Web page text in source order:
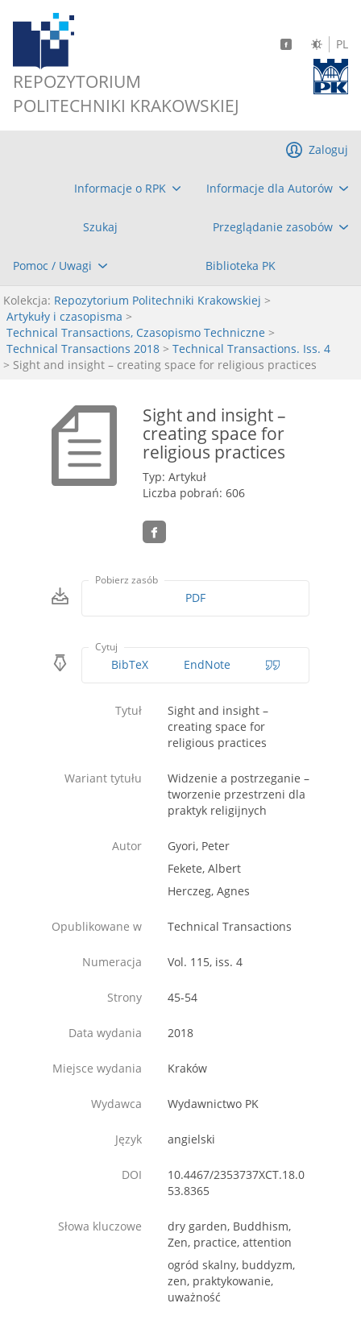
REPOZYTORIUM
POLITECHNIKI KRAKOWSKIEJ
PL
Informacje o RPK Informacje dla Autorów
Szukaj Przeglądanie zasobów
Pomoc / Uwagi Biblioteka PK
Zaloguj
Kolekcja: Repozytorium Politechniki Krakowskiej >
Artykuły i czasopisma >
Technical Transactions, Czasopismo Techniczne >
Technical Transactions 2018 > Technical Transactions. Iss. 4
> Sight and insight – creating space for religious practices
Sight and insight –
creating space for
religious practices
Typ: Artykuł
Liczba pobrań: 606
Pobierz zasób
PDF
Cytuj
BibTeX EndNote
Tytuł
Sight and insight –
creating space for
religious practices
Wariant tytułu
Widzenie a postrzeganie –
tworzenie przestrzeni dla
praktyk religijnych
Autor
Gyori, Peter
Fekete, Albert
Herczeg, Agnes
Opublikowane w Technical Transactions
Numeracja Vol. 115, iss. 4
Strony 45-54
Data wydania 2018
Miejsce wydania Kraków
Wydawca Wydawnictwo PK
Język angielski
DOI
10.4467/2353737XCT.18.0
53.8365
Słowa kluczowe
dry garden, Buddhism,
Zen, practice, attention
ogród skalny, buddyzm,
zen, praktykowanie,
uważność